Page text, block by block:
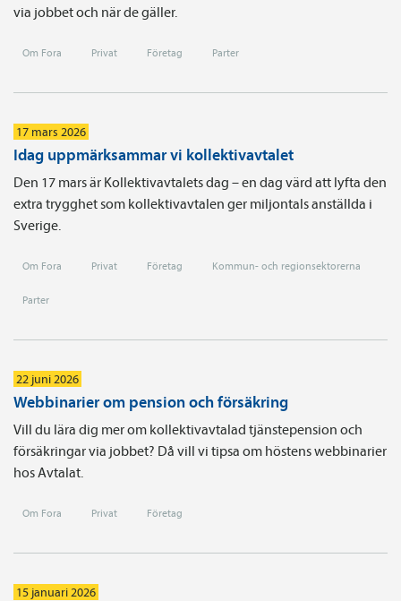
via jobbet och när de gäller.
Om Fora Privat Företag Parter
17 mars 2026
Idag uppmärksammar vi kollektivavtalet
Den 17 mars är Kollektivavtalets dag – en dag värd att lyfta den
extra trygghet som kollektivavtalen ger miljontals anställda i
Sverige.
Om Fora Privat Företag Kommun- och regionsektorerna
Parter
22 juni 2026
Webbinarier om pension och försäkring
Vill du lära dig mer om kollektivavtalad tjänstepension och
försäkringar via jobbet? Då vill vi tipsa om höstens webbinarier
hos Avtalat.
Om Fora Privat Företag
15 januari 2026